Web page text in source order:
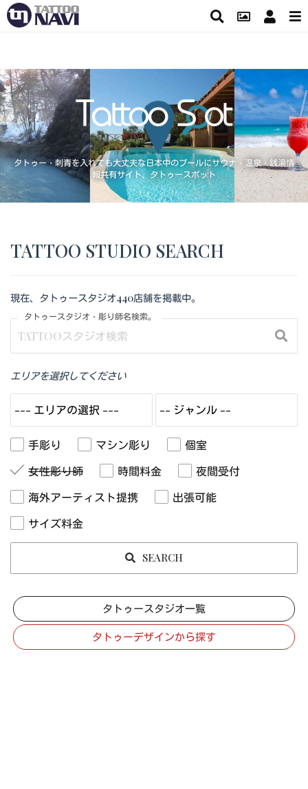
タトゥー・刺青を入れても大丈夫な日本中のプールにサウナ・温泉・銭湯情
報共有サイト、タトゥースポット
TATTOO STUDIO SEARCH
現在、タトゥースタジオ440店舗を掲載中。
タトゥースタジオ・彫り師名検索。
エリアを選択してください
手彫り マシン彫り
個室
女性彫り師
時間料金
夜間受付
海外アーティスト提携
出張可能
サイズ料金
SEARCH
タトゥースタジオ一覧
タトゥーデザインから探す